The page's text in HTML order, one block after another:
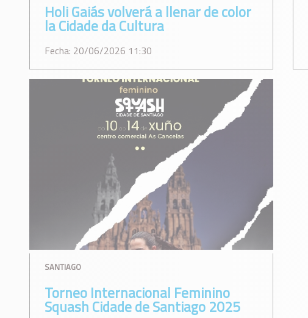
Holi Gaiás volverá a llenar de color
la Cidade da Cultura
Fecha: 20/06/2026 11:30
SANTIAGO
Torneo Internacional Feminino
Squash Cidade de Santiago 2025